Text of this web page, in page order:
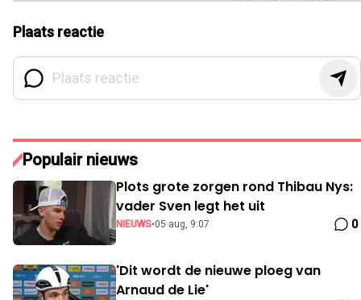
Plaats reactie
Populair nieuws
Plots grote zorgen rond Thibau Nys:
vader Sven legt het uit
NIEUWS•05 aug, 9:07 0
'Dit wordt de nieuwe ploeg van
Arnaud de Lie'